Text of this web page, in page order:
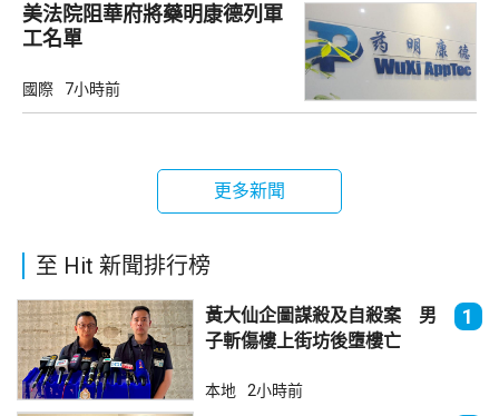
美法院阻華府將藥明康德列軍
工名單
國際 7小時前
更多新聞
至 Hit 新聞排行榜
黃大仙企圖謀殺及自殺案 男
子斬傷樓上街坊後墮樓亡
1
本地 2小時前